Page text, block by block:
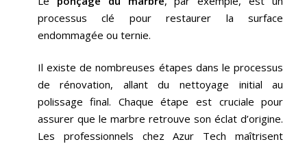
processus clé pour restaurer la surface
endommagée ou ternie.
Il existe de nombreuses étapes dans le processus
de rénovation, allant du nettoyage initial au
polissage final. Chaque étape est cruciale pour
assurer que le marbre retrouve son éclat d’origine.
Les professionnels chez Azur Tech maîtrisent